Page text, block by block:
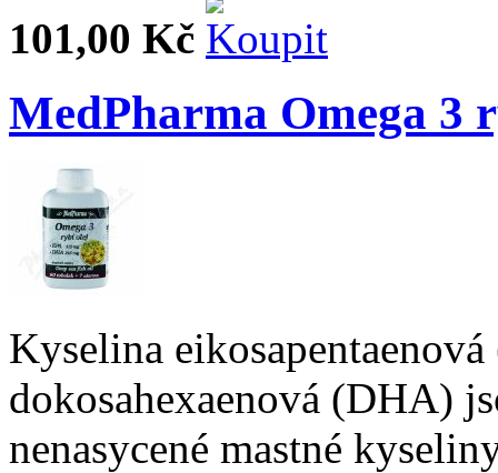
101,00 Kč
MedPharma Omega 3
Kyselina
dokosahexaenová (DHA)
nenasycené mastné